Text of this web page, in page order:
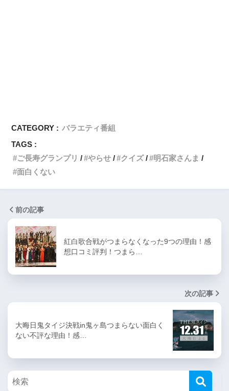
CATEGORY : バラエティ番組
TAGS :
ご長寿グランプリ
やらせ クイズ
明石家さんま
面白くない
前の記事
紅白歌合戦がつまらなくなった9つの理由！感
想口コミ評判！つまら…
次の記事
大晦日鬼タイジ決戦in鬼ヶ島つまらない面白く
ない不評な理由！感…